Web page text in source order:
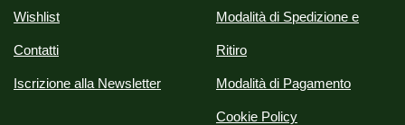
Wishlist
Contatti
Iscrizione alla Newsletter
Modalità di Spedizione e
Ritiro
Modalità di Pagamento
Cookie Policy